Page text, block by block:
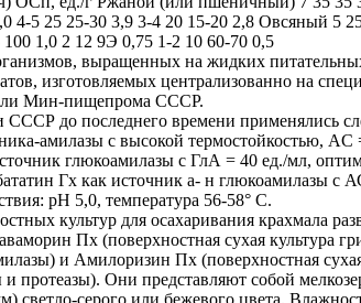
4-5 25 25-30 3,9 3-4 20 15-20 2,8 Овсяный 5
1,0 2 12 9Э 0,75 1-2 10 60-70 0,5
выращенных на жидких
изготовляемых централизованно на
Мин-пищепрома СССР.
до последнего времени применялись
амилазы с высокой термостойкостью, AC
глюкоамилазы с ГлА = 40 ед./мл,
Гх как источник а- н глюкоамилазы с
рН 5,0, температура 56-58° С.
культур для осахаривания крахмала
Пх (поверхностная сухая культура
и Амилоризин Пх (поверхностная
и протеазы). Они представляют собой
светло-серого или бежевого цвета.